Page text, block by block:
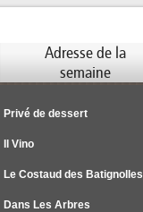
Adresse de la
semaine
Privé de dessert
Il Vino
Le Costaud des Batignolles
Dans Les Arbres